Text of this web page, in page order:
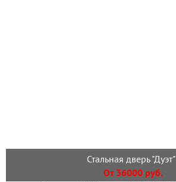
Стальная дверь "Дуэт"
От 36000 руб.